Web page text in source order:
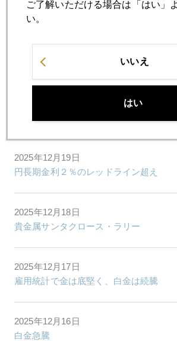
プラチナ暴騰続く
プラチナ爆上げ止まらず
2025年12月19日
円長期金利２％のレッドライン超え
2025年12月18日
貴金属サンタクロース・ラリー
2025年12月17日
雇用統計で金は底堅く、白金は続騰
2025年12月16日
白金急騰
ご了解いただける場合は「はい」
い。
いいえ
はい